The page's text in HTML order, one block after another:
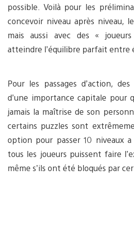
possible. Voilà pour les
concevoir niveau après niveau,
mais aussi avec des «
atteindre l’équilibre parfait entre
Pour les passages d’action,
d’une importance capitale pour
jamais la maîtrise de son
certains puzzles sont
option pour passer 10 niveaux
tous les joueurs puissent faire
même s’ils ont été bloqués par